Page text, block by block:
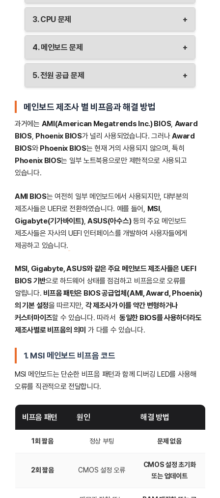
소리로 식별되는 경우가 많습니다. RAM을 다시
장착하거나 교체해 문제를 해결할 수 있습니다.
그래픽 카드가 제대로 장착되지 않았거나 손상되면 긴
소리가 반복되는 비프음이 발생할 수 있습니다. 그래픽
카드를 확인하고 다시 장착하거나, 손상되었을 경우
교체가 필요합니다.
3. CPU 문제 +
CPU가 과열되었거나 장착 상태가 불안정할 때, 짧고 긴
소리가 반복되는 비프음을 들을 수 있습니다. CPU
쿨러를 점검하고, 제대로 장착되었는지 확인하며,
필요시 열전도 물질을 다시 바르는 것을 고려해야
합니다.
4. 메인보드 문제 +
메인보드 자체 결함이나 하드웨어 연결 문제로 인해
짧고 고음으로 길게 지속되는 비프음이 발생할 수
있습니다. 메인보드의 커넥터 및 부품 상태를 점검하고,
전문적인 점검이 필요할 수 있습니다.
5. 전원 공급 문제 +
불안정하면 특정 비프음 없이 부팅이 아예 되지 않을 수
합니다.
메인보드 제조사 별 비프음과 해결 방법
과거에는 AMI(American Megatrends Inc.) BIOS, Award
BIOS, Phoenix BIOS가 널리 사용되었습니다. 그러나Award
BIOS와 Phoenix BIOS는 현재 거의 사용되지 않으며, 특히
Phoenix BIOS는 일부 노트북용으로만 제한적으로 사용되고
있습니다.
AMI BIOS는 여전히 일부 메인보드에서 사용되지만, 대부분의
제조사들은 UEFI로 전환하였습니다. 예를 들어, MSI,
Gigabyte(기가바이트), ASUS(아수스)등의 주요 메인보드
제조사들은 자사의 UEFI 인터페이스를 개발하여 사용자들에게
제공하고 있습니다.
MSI, Gigabyte, ASUS와 같은 주요 메인보드 제조사들은 UEFI
BIOS 기반으로 하드웨어 상태를 점검하고 비프음으로 오류를
알립니다. 비프음 패턴은 BIOS 공급업체(AMI, Award, Phoenix)
의 기본 설정을 따르지만, 각 제조사가 이를 약간 변형하거나
커스터마이즈할 수 있습니다. 따라서 동일한 BIOS를 사용하더라도
제조사별로 비프음의 의미 가 다를 수 있습니다.
1. MSI 메인보드 비프음 코드
MSI 메인보드는 단순한 비프음 패턴과 함께 디버깅 LED를 사용해
오류를 직관적으로 전달합니다.
비프음 패턴 원인 해결 방법
1회 짧음 정상 부팅 문제 없음
2회 짧음 CMOS 설정 오류
CMOS 설정 초기화
또는 업데이트